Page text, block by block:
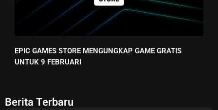
EPIC GAMES STORE MENGUNGKAP GAME GRATIS
UNTUK 9 FEBRUARI
Berita Terbaru